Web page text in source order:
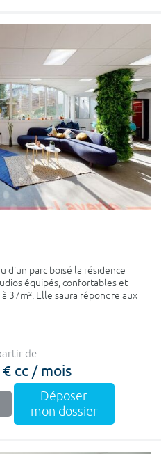
d'un parc boisé la résidence
équipés, confortables et
37m². Elle saura répondre aux
de
cc / mois
Déposer
mon dossier